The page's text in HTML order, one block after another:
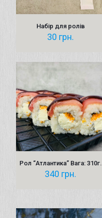
Набір для ролів
30 грн.
Рол “Атлантика” Вага: 310г.
340 грн.